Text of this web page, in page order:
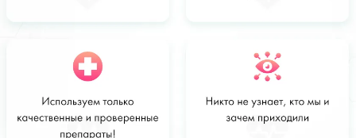
Стоимость
от 2800 руб
Заказать